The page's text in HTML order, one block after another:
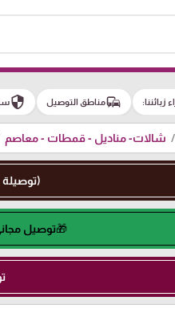
زبائننا: commuteمناطق التوصيل security
شالات- مناديل - قمطات - معاصم
(توصيلة الضفة
🎁توصيل مجاني